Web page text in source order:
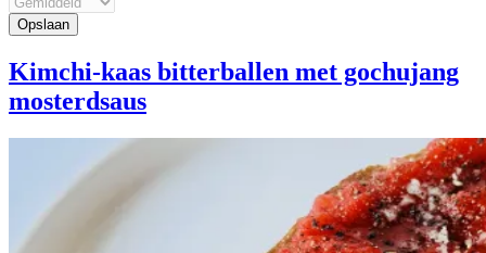
Kimchi-kaas bitterballen met gochujang
mosterdsaus